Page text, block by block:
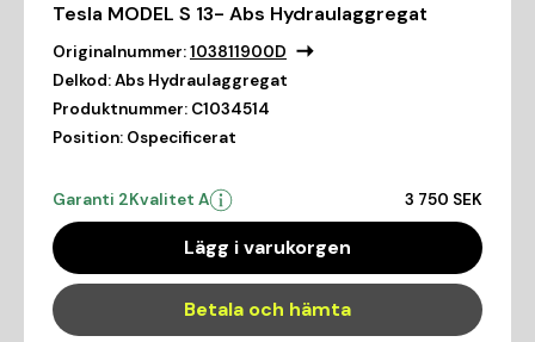
Tesla MODEL S 13- Abs Hydraulaggregat
Originalnummer:103811900D
Delkod:Abs Hydraulaggregat
Produktnummer: C1034514
Position: Ospecificerat
Garanti 2Kvalitet A 3 750 SEK
Lägg i varukorgen
Betala och hämta